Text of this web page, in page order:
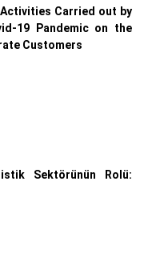
Carried out by
19 Pandemic on the
Customers
Sektörünün Rolü: